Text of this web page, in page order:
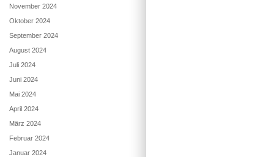
November 2024
Oktober 2024
September 2024
August 2024
Juli 2024
Juni 2024
Mai 2024
April 2024
März 2024
Februar 2024
Januar 2024